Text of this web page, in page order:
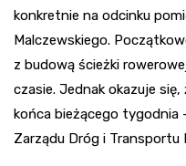
konkretnie na odcinku
Malczewskiego.
z budową ścieżki
czasie. Jednak okazuje
końca bieżącego tygodnia
Zarządu Dróg i Transportu